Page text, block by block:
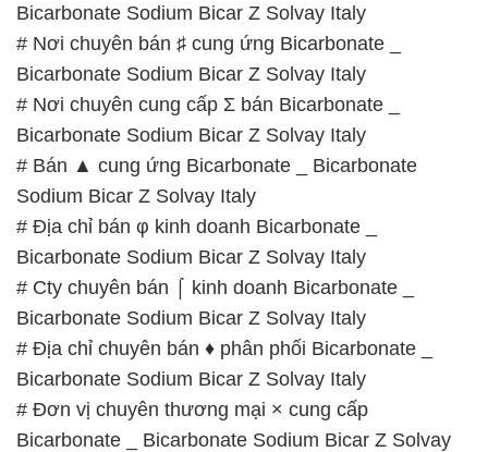
Bicarbonate Sodium Bicar Z Solvay Italy
# Nơi chuyên bán ♯ cung ứng Bicarbonate _
Bicarbonate Sodium Bicar Z Solvay Italy
# Nơi chuyên cung cấp Σ bán Bicarbonate _
Bicarbonate Sodium Bicar Z Solvay Italy
# Bán ▲ cung ứng Bicarbonate _ Bicarbonate
Sodium Bicar Z Solvay Italy
# Địa chỉ bán φ kinh doanh Bicarbonate _
Bicarbonate Sodium Bicar Z Solvay Italy
# Cty chuyên bán ⌠ kinh doanh Bicarbonate _
Bicarbonate Sodium Bicar Z Solvay Italy
# Địa chỉ chuyên bán ♦ phân phối Bicarbonate _
Bicarbonate Sodium Bicar Z Solvay Italy
# Đơn vị chuyên thương mại × cung cấp
Bicarbonate _ Bicarbonate Sodium Bicar Z Solvay